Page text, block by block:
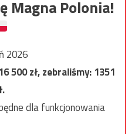
Magna Polonia!
2026
500zł, zebraliśmy:1351
dla funkcjonowania